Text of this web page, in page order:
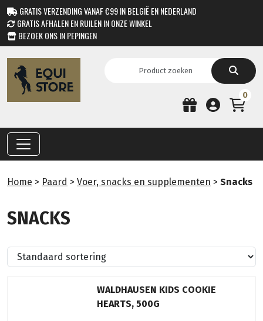
GRATIS VERZENDING VANAF €99 IN BELGIË EN NEDERLAND
GRATIS AFHALEN EN RUILEN IN ONZE WINKEL
BEZOEK ONS IN PEPINGEN
0
Home > Paard > Voer, snacks en supplementen > Snacks
SNACKS
WALDHAUSEN KIDS COOKIE
HEARTS, 500G